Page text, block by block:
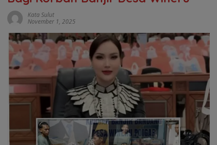
Kata Sulut
November 1, 2025